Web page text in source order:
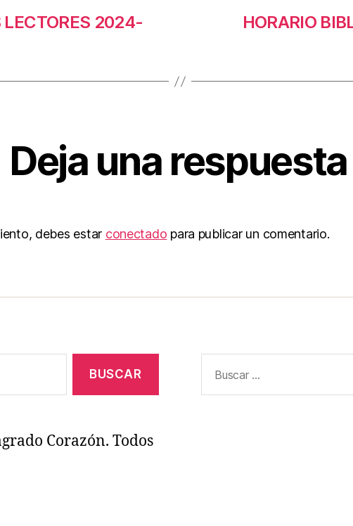
2024-
HORARIO
Deja una respuesta
debes estar conectado para publicar un comentario.
Corazón. Todos